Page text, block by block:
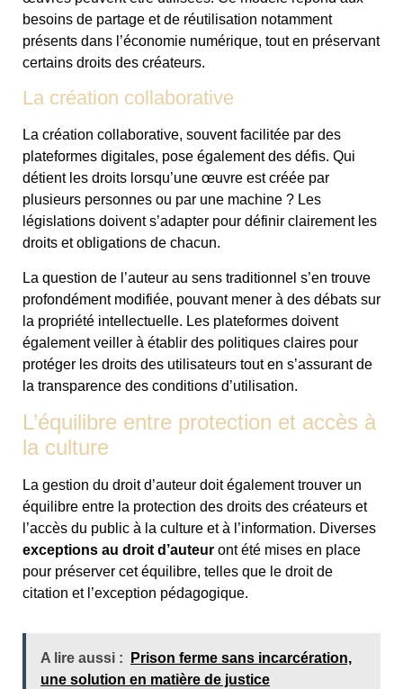
besoins de partage et de réutilisation notamment
présents dans l’économie numérique, tout en préservant
certains droits des créateurs.
La création collaborative
La création collaborative, souvent facilitée par des
plateformes digitales, pose également des défis. Qui
détient les droits lorsqu’une œuvre est créée par
plusieurs personnes ou par une machine ? Les
législations doivent s’adapter pour définir clairement les
droits et obligations de chacun.
La question de l’auteur au sens traditionnel s’en trouve
profondément modifiée, pouvant mener à des débats sur
la propriété intellectuelle. Les plateformes doivent
également veiller à établir des politiques claires pour
protéger les droits des utilisateurs tout en s’assurant de
la transparence des conditions d’utilisation.
L’équilibre entre protection et accès à
la culture
La gestion du droit d’auteur doit également trouver un
équilibre entre la protection des droits des créateurs et
l’accès du public à la culture et à l’information. Diverses
exceptions au droit d’auteur ont été mises en place
pour préserver cet équilibre, telles que le droit de
citation et l’exception pédagogique.
A lire aussi :
Prison ferme sans incarcération,
une solution en matière de justice